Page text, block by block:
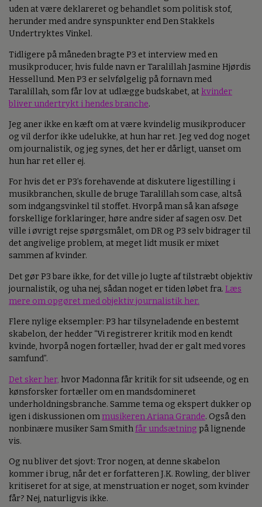
uden at være deklareret og behandlet som politisk stof,
herunder med andre synspunkter end Den Stakkels
Undertryktes Vinkel.
Tidligere på måneden bragte P3 et interview med en
musikproducer, hvis fulde navn er Taralillah Jasmine Hjørdis
Hessellund. Men P3 er selvfølgelig på fornavn med
Taralillah, som får lov at udlægge budskabet, at kvinder
bliver undertrykt i hendes branche.
Jeg aner ikke en kæft om at være kvindelig musikproducer
og vil derfor ikke udelukke, at hun har ret. Jeg ved dog noget
om journalistik, og jeg synes, det her er dårligt, uanset om
hun har ret eller ej.
For hvis det er P3’s forehavende at diskutere ligestilling i
musikbranchen, skulle de bruge Taralillah som case, altså
som indgangsvinkel til stoffet. Hvorpå man så kan afsøge
forskellige forklaringer, høre andre sider af sagen osv. Det
ville i øvrigt rejse spørgsmålet, om DR og P3 selv bidrager til
det angivelige problem, at meget lidt musik er mixet
sammen af kvinder.
Det gør P3 bare ikke, for det ville jo lugte af tilstræbt objektiv
journalistik, og uha nej, sådan noget er tiden løbet fra. Læs
mere om opgøret med objektiv journalistik her.
Flere nylige eksempler: P3 har tilsyneladende en bestemt
skabelon, der hedder “Vi registrerer kritik mod en kendt
kvinde, hvorpå nogen fortæller, hvad der er galt med vores
samfund”.
Det sker her, hvor Madonna får kritik for sit udseende, og en
kønsforsker fortæller om en mandsdomineret
underholdningsbranche. Samme tema og ekspert dukker op
igen i diskussionen ommusikeren Ariana Grande. Også den
nonbinære musiker Sam Smithfår undsætning på lignende
vis.
Og nu bliver det sjovt: Tror nogen, at denne skabelon
kommer i brug, når det er forfatteren J.K. Rowling, der bliver
kritiseret for at sige, at menstruation er noget, som kvinder
får? Nej, naturligvis ikke.